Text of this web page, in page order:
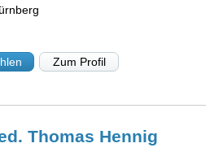
Zum Profil
Thomas Hennig